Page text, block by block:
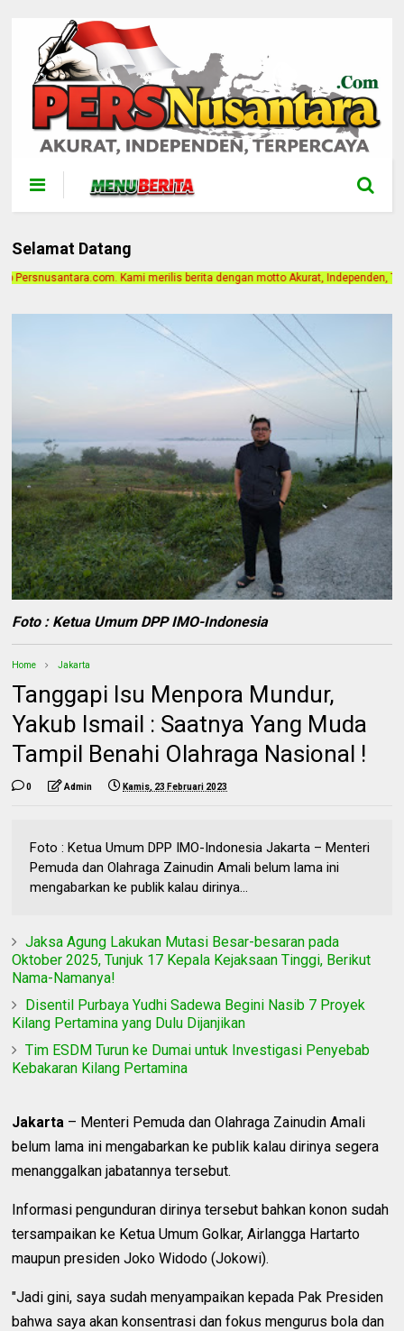
Selamat Datang
berita dengan motto Akurat, Independen, Terpercaya. Alamat Kantor
Foto : Ketua Umum DPP IMO-Indonesia
Home Jakarta
Tanggapi Isu Menpora Mundur,
Yakub Ismail : Saatnya Yang Muda
Tampil Benahi Olahraga Nasional !
0 Admin Kamis, 23 Februari 2023
Foto : Ketua Umum DPP IMO-Indonesia Jakarta – Menteri
Pemuda dan Olahraga Zainudin Amali belum lama ini
mengabarkan ke publik kalau dirinya...
Jaksa Agung Lakukan Mutasi Besar-besaran pada
Oktober 2025, Tunjuk 17 Kepala Kejaksaan Tinggi, Berikut
Nama-Namanya!
Disentil Purbaya Yudhi Sadewa Begini Nasib 7 Proyek
Kilang Pertamina yang Dulu Dijanjikan
Tim ESDM Turun ke Dumai untuk Investigasi Penyebab
Kebakaran Kilang Pertamina
Jakarta – Menteri Pemuda dan Olahraga Zainudin Amali
belum lama ini mengabarkan ke publik kalau dirinya segera
menanggalkan jabatannya tersebut.
Informasi pengunduran dirinya tersebut bahkan konon sudah
tersampaikan ke Ketua Umum Golkar, Airlangga Hartarto
maupun presiden Joko Widodo (Jokowi).
"Jadi gini, saya sudah menyampaikan kepada Pak Presiden
bahwa saya akan konsentrasi dan fokus mengurus bola dan